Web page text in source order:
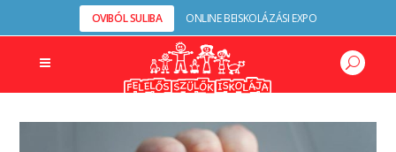
OVIBÓL SULIBA ONLINE BEISKOLÁZÁSI EXPO